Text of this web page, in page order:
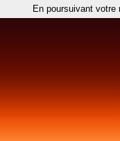
En poursuivant